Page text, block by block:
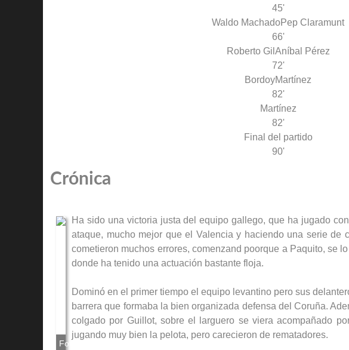
45'
Waldo MachadoPep Claramunt
66'
Roberto Gil Aníbal Pérez
72'
BordoyMartínez
82'
Martínez
82'
Final del partido
90'
Crónica
Ha sido una victoria justa del equipo gallego, que ha jugado
ataque, mucho mejor que el Valencia y haciendo una serie
cometieron muchos errores, comenzand poorque a Paquito, se
donde ha tenido una actuación bastante floja.
Dominó en el primer tiempo el equipo levantino pero sus
barrera que formaba la bien organizada defensa del Coruña.
colgado por Guillot, sobre el larguero se viera acompañado
jugando muy bien la pelota, pero carecieron de rematadores.